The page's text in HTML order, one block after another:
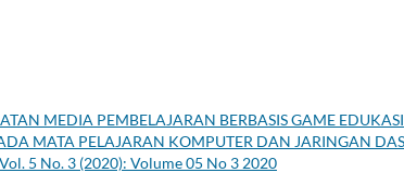
MEDIA PEMBELAJARAN BERBASIS GAME EDUKASI
MATA PELAJARAN KOMPUTER DAN JARINGAN
5 No. 3 (2020): Volume 05 No 3 2020